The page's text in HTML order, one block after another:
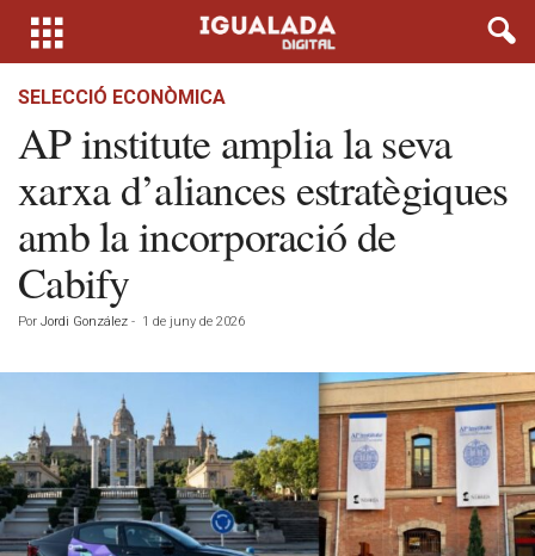
SELECCIÓ ECONÒMICA
AP institute amplia la seva
xarxa d’aliances estratègiques
amb la incorporació de
Cabify
Por Jordi González - 1 de juny de 2026